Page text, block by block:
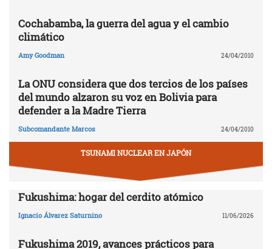
Cochabamba, la guerra del agua y el cambio
climático
Amy Goodman 24/04/2010
La ONU considera que dos tercios de los países
del mundo alzaron su voz en Bolivia para
defender a la Madre Tierra
Subcomandante Marcos 24/04/2010
TSUNAMI NUCLEAR EN JAPÓN
Fukushima: hogar del cerdito atómico
Ignacio Álvarez Saturnino 11/06/2026
Fukushima 2019, avances prácticos para